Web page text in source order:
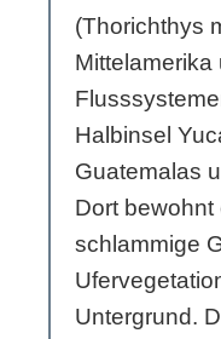
(Thorichthys
Mittelamerika
Halbinsel
Guatemalas
Dort
schlammige
Untergrund.